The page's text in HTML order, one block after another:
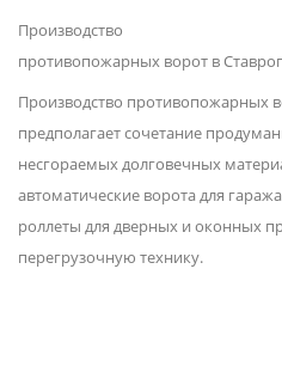
Производство
противопожарных ворот в
Производство противопожарных
предполагает сочетание
несгораемых долговечных
автоматические ворота для
роллеты для дверных и оконных
перегрузочную технику.